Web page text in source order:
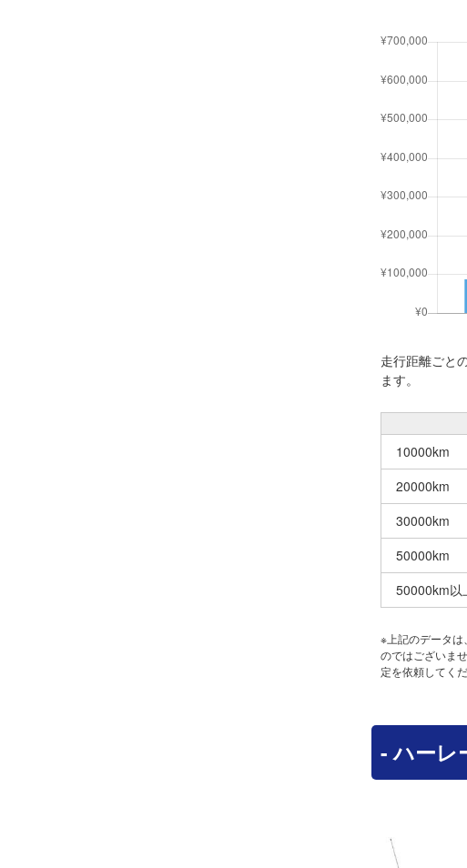
走行距離ごと
ます。
10000km
20000km
30000km
50000km
50000km以
※上記のデータ
のではございま
定を依頼してく
- ハーレ